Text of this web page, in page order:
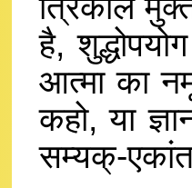
है,
आत्मा का
कहो, या
सम्यक्-